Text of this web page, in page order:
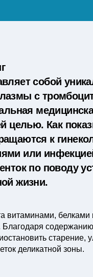
собой
с
Как
к
или
по поводу
жизни.
витаминами,
содержанию
деликатной зоны.